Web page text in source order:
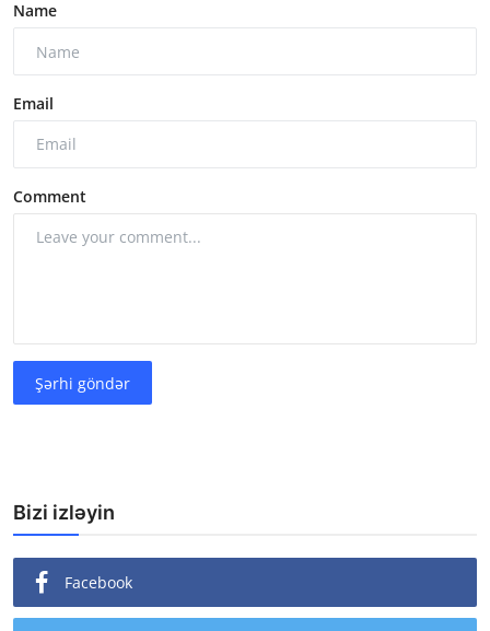
Name
Email
Comment
Şərhi göndər
Bizi izləyin
Facebook